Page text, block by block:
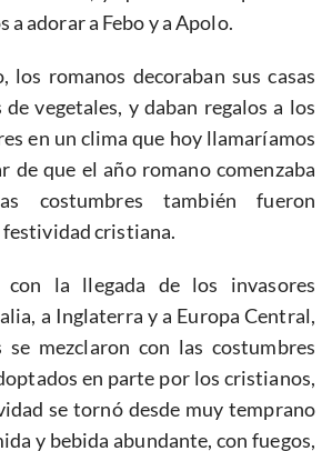
a adorar a Febo y a Apolo.
los romanos decoraban sus casas
vegetales, y daban regalos a los
en un clima que hoy llamaríamos
de que el año romano comenzaba
costumbres también fueron
festividad cristiana.
la llegada de los invasores
a Inglaterra y a Europa Central,
se mezclaron con las costumbres
en parte por los cristianos,
se tornó desde muy temprano
y bebida abundante, con fuegos,